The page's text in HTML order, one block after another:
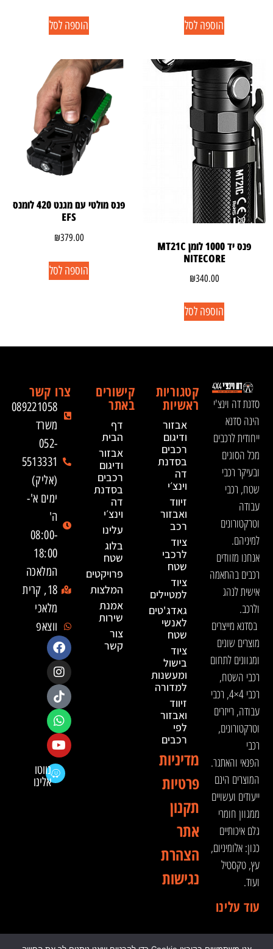
הוספה לסל הוספה לסל
פנס יד 1000 לומן MT21C
NITECORE
₪340.00
הוספה לסל
פנס מולטי עם מגנט 420 לומנס
EFS
₪379.00
הוספה לסל
סדנת דה וינצ'י
הינה סדנא
ייחודית לרכבים
מכל הסוגים
ובעיקר רכבי
שטח, רכבי
עבודה
וטרקטורונים
למיניהם.
אנחנו מזוודים
רכבים בהתאמה
אישית לנהג
ולרכב.
בסדנא מייצרים
מוצרים שונים
ומגוונים לתחום
רכבי השטח,
רכבי 4×4, רכבי
עבודה, רייזרים
וטרקטורונים,
רכבי
הפנאי והאתגר.
המוצרים הינם
ייעודים ועשויים
ממגוון חומרי
גלם איכותיים
כגון: אלומיניום,
עץ, טקסטיל
ועוד.
עוד עלינו
קטגוריות
ראשיות
אבזור
ודיגום
רכבים
בסדנת
דה
וינצ׳י
זיווד
ואבזור
רכב
ציוד
לרכבי
שטח
ציוד
למטיילים
גאדג'טים
לאנשי
שטח
ציוד
בישול
ומעשנות
למדורה
זיווד
ואבזור
לפי
רכבים
מדיניות
פרטיות
תקנון
אתר
הצהרת
נגישות
קישורים
באתר
דף
הבית
אבזור
ודיגום
רכבים
בסדנת
דה
וינצ׳י
עלינו
בלוג
שטח
פרויקטים
המלצות
אמנת
שירות
צור
קשר
צרו קשר
089221058
משרד
052-
5513331
(אליק)
ימים א'-
ה'
08:00-
18:00
המלאכה
18, קרית
מלאכי
ווצאפ
נווטו
אלינו